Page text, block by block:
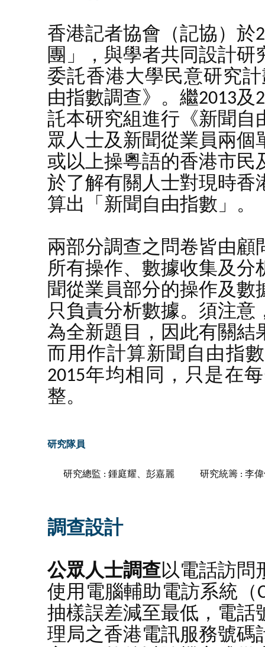
香港記者協會（記協）於
團」，與學者共同設計
委託香港大學民意研究
由指數調查》。繼2013及
託本研究組進行《新聞自
眾人士及新聞從業員兩個
或以上操粵語的香港市民
於了解有關人士對現時香
算出「新聞自由指數」。
兩部分調查之問卷皆由顧
所有操作、數據收集及分
聞從業員部分的操作及數
只負責分析數據。須注意
為全新題目，因此有關結
而用作計算新聞自由指
2015年均相同，只是在
整。
研究隊員
研究總監 : 鍾庭耀、彭嘉麗 研究統籌 : 李
調查設計
公眾人士調查以電話訪問
使用電腦輔助電訪系統（
抽樣誤差減至最低，電話
理局之香港電訊服務號碼